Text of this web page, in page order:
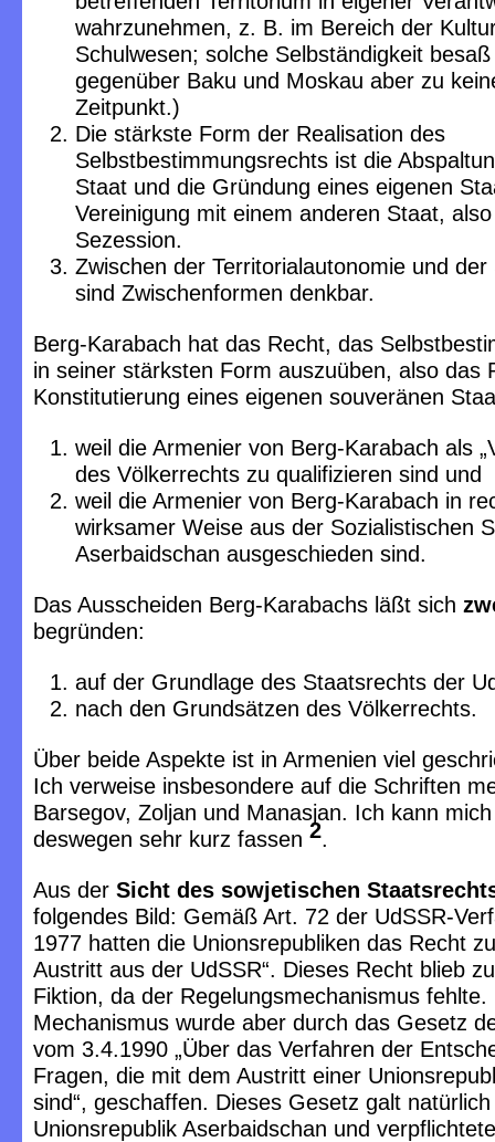
wahrzunehmen, z. B. im Bereich der
Schulwesen; solche Selbständigkeit
gegenüber Baku und Moskau aber zu
Zeitpunkt.)
Die stärkste Form der Realisation des
Selbstbestimmungsrechts ist die
Staat und die Gründung eines eigenen
Vereinigung mit einem anderen Staat,
Sezession.
Zwischen der Territorialautonomie und der
sind Zwischenformen denkbar.
Berg-Karabach hat das Recht, das
in seiner stärksten Form auszuüben, also das
Konstitutierung eines eigenen souveränen
weil die Armenier von Berg-Karabach als
des Völkerrechts zu qualifizieren sind und
weil die Armenier von Berg-Karabach in
wirksamer Weise aus der Sozialistischen
Aserbaidschan ausgeschieden sind.
Das Ausscheiden Berg-Karabachs läßt sich
begründen:
auf der Grundlage des Staatsrechts der
nach den Grundsätzen des Völkerrechts.
Über beide Aspekte ist in Armenien viel
Ich verweise insbesondere auf die Schriften
Barsegov, Zoljan und Manasjan. Ich kann
deswegen sehr kurz fassen 2.
Aus der Sicht des sowjetischen
folgendes Bild: Gemäß Art. 72 der UdSSR-
1977 hatten die Unionsrepubliken das Recht
Austritt aus der UdSSR“. Dieses Recht blieb
Fiktion, da der Regelungsmechanismus fehlte.
Mechanismus wurde aber durch das Gesetz
vom 3.4.1990 „Über das Verfahren der
Fragen, die mit dem Austritt einer
sind“, geschaffen. Dieses Gesetz galt
Unionsrepublik Aserbaidschan und